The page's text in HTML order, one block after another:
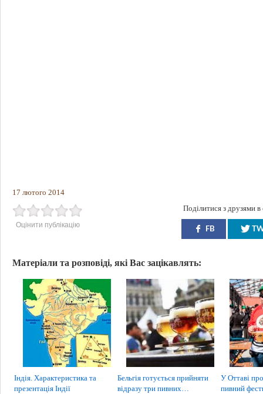
17 лютого 2014
Оцінити публікацію
Поділитися з друзями
FB
Матеріали та розповіді, які Вас зацікавлять:
Індія. Характеристика та
презентація Індії
Бельгія готується прийняти
відразу три пивних…
У Оттаві
пивний